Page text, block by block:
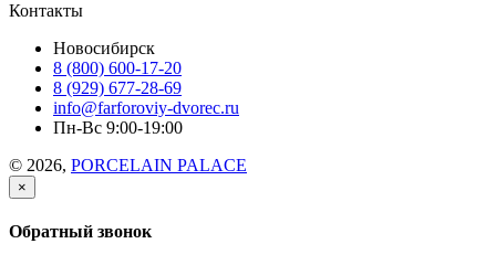
Контакты
Новосибирск
8 (800) 600-17-20
8 (929) 677-28-69
info@farforoviy-dvorec.ru
Пн-Вс 9:00-19:00
© 2026, PORCELAIN PALACE
×
Обратный звонок